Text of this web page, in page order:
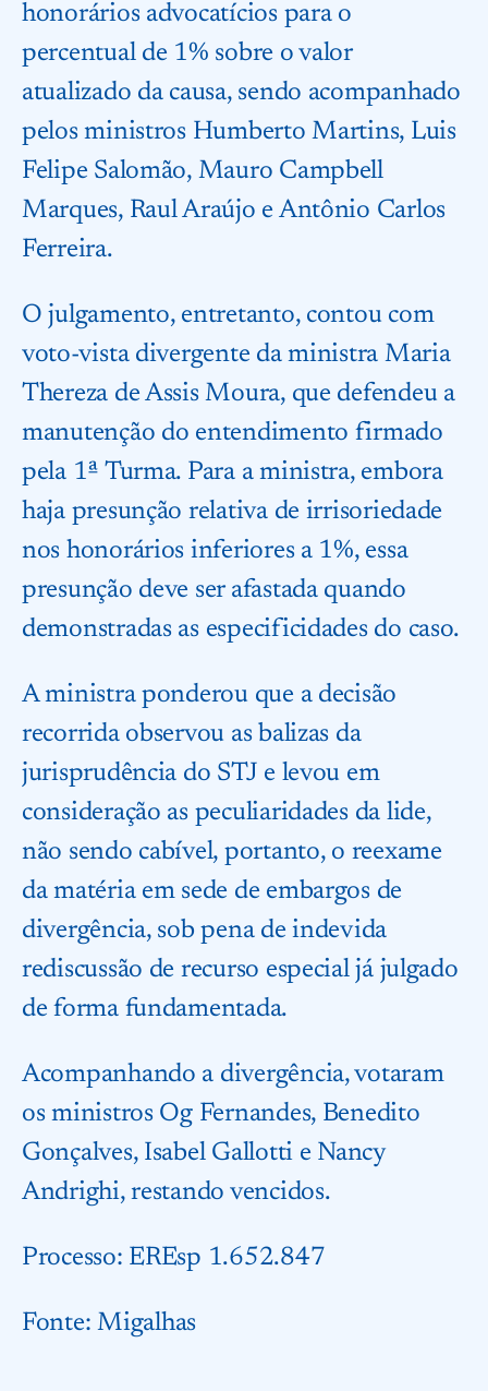
honorários advocatícios para o
percentual de 1% sobre o valor
atualizado da causa, sendo acompanhado
pelos ministros Humberto Martins, Luis
Felipe Salomão, Mauro Campbell
Marques, Raul Araújo e Antônio Carlos
Ferreira.
O julgamento, entretanto, contou com
voto-vista divergente da ministra Maria
Thereza de Assis Moura, que defendeu a
manutenção do entendimento firmado
pela 1ª Turma. Para a ministra, embora
haja presunção relativa de irrisoriedade
nos honorários inferiores a 1%, essa
presunção deve ser afastada quando
demonstradas as especificidades do caso.
A ministra ponderou que a decisão
recorrida observou as balizas da
jurisprudência do STJ e levou em
consideração as peculiaridades da lide,
não sendo cabível, portanto, o reexame
da matéria em sede de embargos de
divergência, sob pena de indevida
rediscussão de recurso especial já julgado
de forma fundamentada.
Acompanhando a divergência, votaram
os ministros Og Fernandes, Benedito
Gonçalves, Isabel Gallotti e Nancy
Andrighi, restando vencidos.
Processo: EREsp 1.652.847
Fonte:Migalhas